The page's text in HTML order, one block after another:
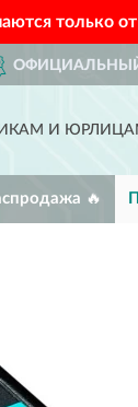
только
И
🔥